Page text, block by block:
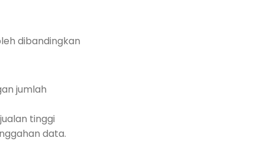
dibandingkan
jumlah
tinggi
data.